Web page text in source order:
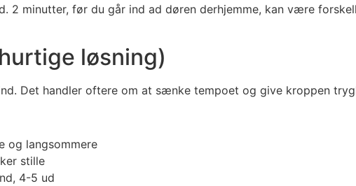
2 minutter, før du går ind ad døren derhjemme, kan være
løsning)
Det handler oftere om at sænke tempoet og give kroppen
og langsommere
stille
4-5 ud